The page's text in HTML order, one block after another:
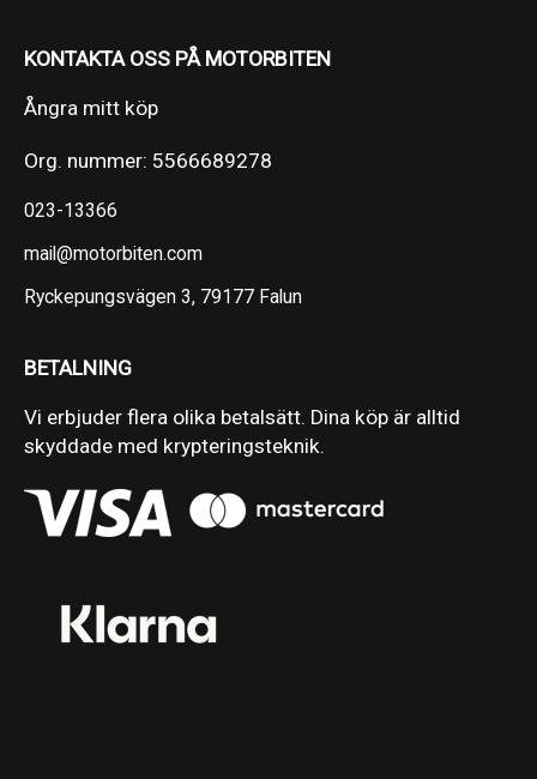
KONTAKTA OSS PÅ MOTORBITEN
Ångra mitt köp
Org. nummer: 5566689278
023-13366
mail@motorbiten.com
Ryckepungsvägen 3, 79177 Falun
BETALNING
Vi erbjuder flera olika betalsätt. Dina köp är alltid
skyddade med krypteringsteknik.